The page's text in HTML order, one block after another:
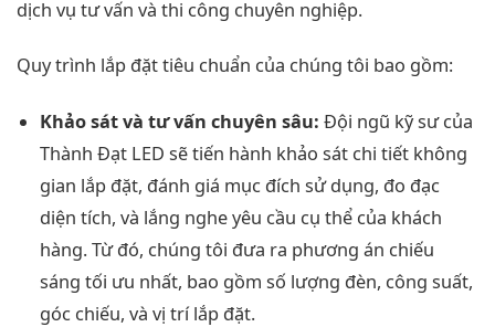
dịch vụ tư vấn và thi công chuyên nghiệp.
Quy trình lắp đặt tiêu chuẩn của chúng tôi bao gồm:
Khảo sát và tư vấn chuyên sâu: Đội ngũ kỹ sư của
Thành Đạt LED sẽ tiến hành khảo sát chi tiết không
gian lắp đặt, đánh giá mục đích sử dụng, đo đạc
diện tích, và lắng nghe yêu cầu cụ thể của khách
hàng. Từ đó, chúng tôi đưa ra phương án chiếu
sáng tối ưu nhất, bao gồm số lượng đèn, công suất,
góc chiếu, và vị trí lắp đặt.